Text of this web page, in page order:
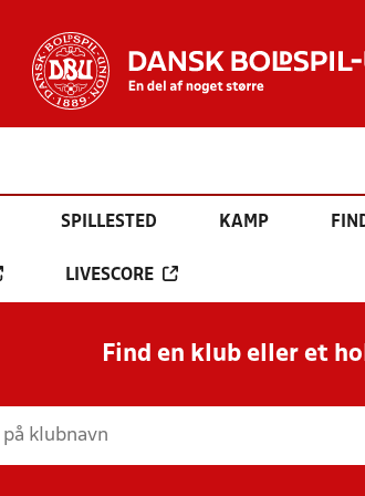
SPILLESTED KAMP
LIVESCORE
Find en klub eller et